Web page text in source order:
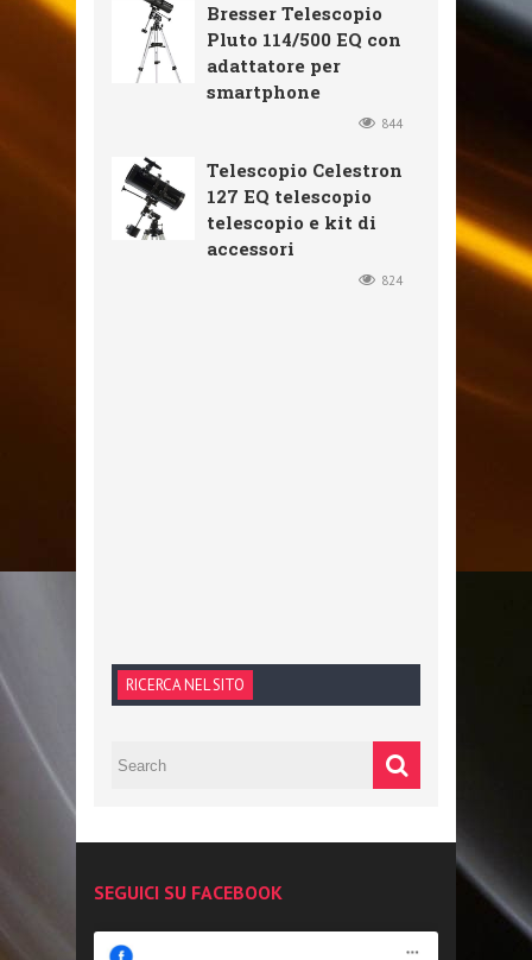
Bresser Telescopio
Pluto 114/500 EQ con
adattatore per
smartphone
844
Telescopio Celestron
127 EQ telescopio
telescopio e kit di
accessori
824
RICERCA NEL SITO
SEGUICI SU FACEBOOK